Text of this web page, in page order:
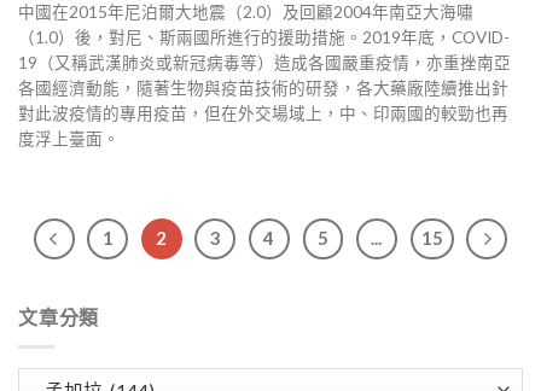
中國在2015年尼泊爾大地震（2.0）及回顧2004年南亞大海嘯
（1.0）後，對尼、斯兩國所進行的援助措施。2019年底，COVID-
19（又稱武漢肺炎或新冠病毒等）造成各國嚴重疫情，亦重挫南亞
各國經濟動能，隨著生物與疫苗技術的研發，各大藥廠陸續推出針
對此波疫情的專用疫苗，但在外交場域上，中、印兩國的較勁也再
度浮上臺面。
1 2 3 4 5 ... 15
文章分類